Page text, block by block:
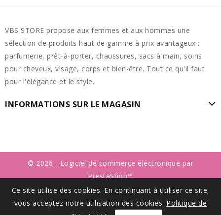
VBS STORE propose aux femmes et aux hommes une
sélection de produits haut de gamme à prix avantageux :
parfumerie, prêt-à-porter, chaussures, sacs à main, soins
pour cheveux, visage, corps et bien-être. Tout ce qu'il faut
pour l'élégance et le style.
INFORMATIONS SUR LE MAGASIN
Ce site utilise des cookies. En continuant à utiliser ce site,
vous acceptez notre utilisation des cookies. Politique de
© 2026 - Logiciel de commerce électronique par
PrestaShop™